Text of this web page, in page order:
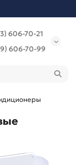
606-70-21
606-70-99